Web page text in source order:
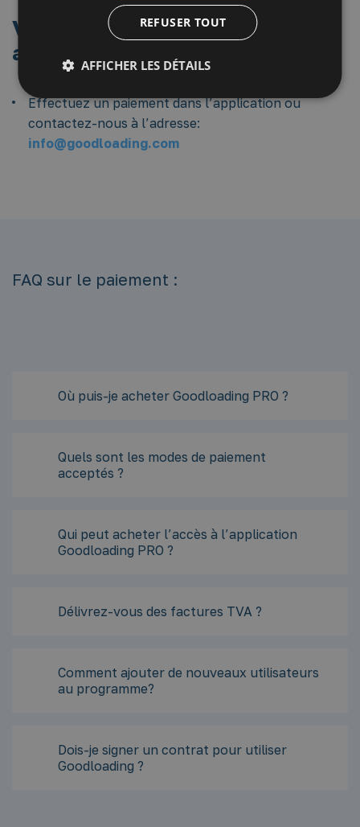
Vous souhaitez effectuer un
achat ?
Effectuez un paiement dans l’application ou
contactez-nous à l’adresse:
info@goodloading.com
FAQ sur le paiement :
Où puis-je acheter Goodloading PRO ?
Quels sont les modes de paiement
acceptés ?
Qui peut acheter l’accès à l’application
Goodloading PRO ?
Délivrez-vous des factures TVA ?
Comment ajouter de nouveaux utilisateurs
au programme?
Dois-je signer un contrat pour utiliser
Goodloading ?
REFUSER TOUT
AFFICHER LES DÉTAILS